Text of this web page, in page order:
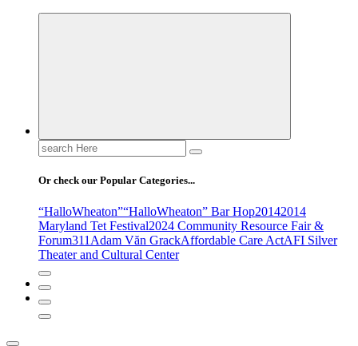
Search
for:
Or check our Popular Categories...
“HalloWheaton”“HalloWheaton” Bar Hop20142014
Maryland Tet Festival2024 Community Resource Fair &
Forum311 Adam Văn GrackAffordable Care ActAFI Silver
Theater and Cultural Center